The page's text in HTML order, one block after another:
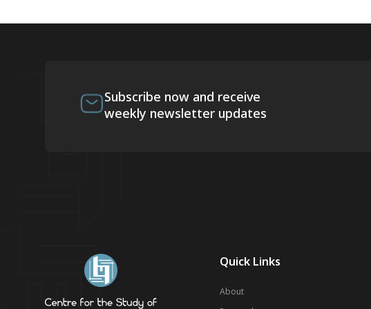
Subscribe now and receive
weekly newsletter updates
Quick Links
About